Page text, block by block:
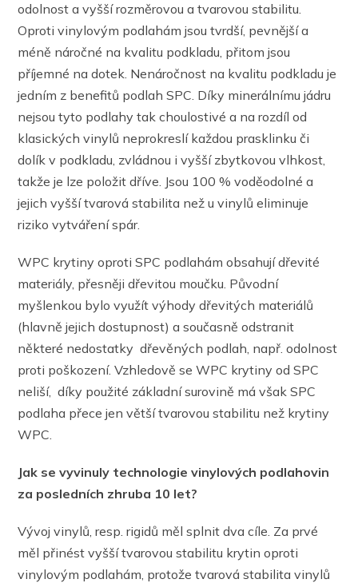
odolnost a vyšší rozměrovou a tvarovou stabilitu.
Oproti vinylovým podlahám jsou tvrdší, pevnější a
méně náročné na kvalitu podkladu, přitom jsou
příjemné na dotek. Nenáročnost na kvalitu podkladu je
jedním z benefitů podlah SPC. Díky minerálnímu jádru
nejsou tyto podlahy tak choulostivé a na rozdíl od
klasických vinylů neprokreslí každou prasklinku či
dolík v podkladu, zvládnou i vyšší zbytkovou vlhkost,
takže je lze položit dříve. Jsou 100 % voděodolné a
jejich vyšší tvarová stabilita než u vinylů eliminuje
riziko vytváření spár.
WPC krytiny oproti SPC podlahám obsahují dřevité
materiály, přesněji dřevitou moučku. Původní
myšlenkou bylo využít výhody dřevitých materiálů
(hlavně jejich dostupnost) a současně odstranit
některé nedostatky dřevěných podlah, např. odolnost
proti poškození. Vzhledově se WPC krytiny od SPC
neliší, díky použité základní surovině má však SPC
podlaha přece jen větší tvarovou stabilitu než krytiny
WPC.
Jak se vyvinuly technologie vinylových podlahovin
za posledních zhruba 10 let?
Vývoj vinylů, resp. rigidů měl splnit dva cíle. Za prvé
měl přinést vyšší tvarovou stabilitu krytin oproti
vinylovým podlahám, protože tvarová stabilita vinylů